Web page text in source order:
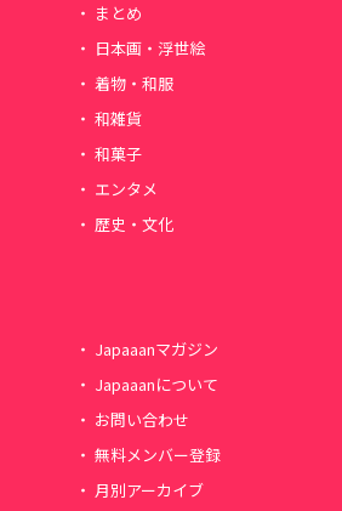
まとめ
日本画・浮世絵
着物・和服
和雑貨
和菓子
エンタメ
歴史・文化
Japaaanマガジン
Japaaanについて
お問い合わせ
無料メンバー登録
月別アーカイブ